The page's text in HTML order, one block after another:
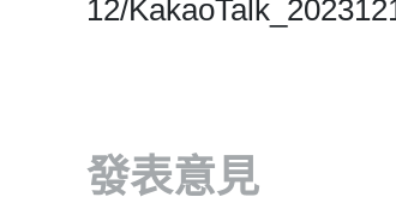
12/
發表意見